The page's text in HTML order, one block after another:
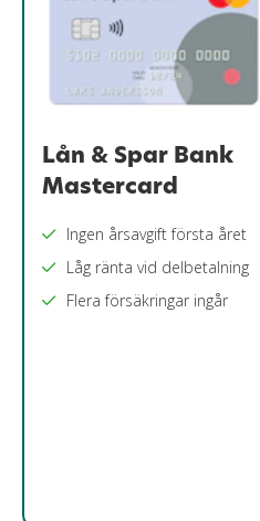
Lån & Spar Bank
Mastercard
Ingen årsavgift första året
Låg ränta vid delbetalning
Flera försäkringar ingår